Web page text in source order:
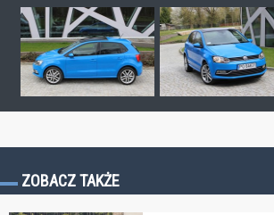
ZOBACZ TAKŻE